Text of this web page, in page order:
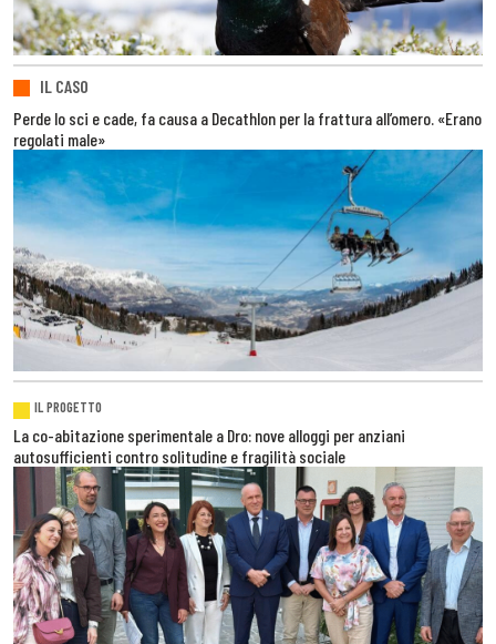
IL CASO
Perde lo sci e cade, fa causa a Decathlon per la frattura all’omero. «Erano
regolati male»
IL PROGETTO
La co-abitazione sperimentale a Dro: nove alloggi per anziani
autosufficienti contro solitudine e fragilità sociale